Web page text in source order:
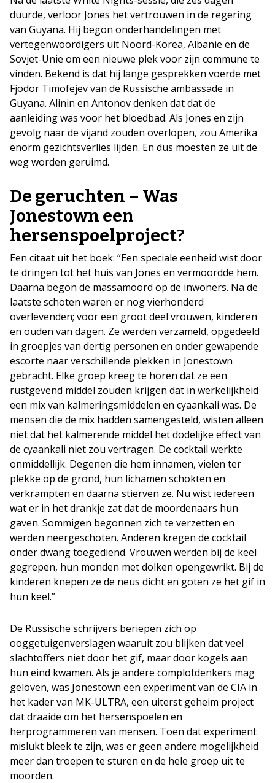
duurde, verloor Jones het vertrouwen in de regering
van Guyana. Hij begon onderhandelingen met
vertegenwoordigers uit Noord-Korea, Albanië en de
Sovjet-Unie om een nieuwe plek voor zijn commune te
vinden. Bekend is dat hij lange gesprekken voerde met
Fjodor Timofejev van de Russische ambassade in
Guyana. Alinin en Antonov denken dat dat de
aanleiding was voor het bloedbad. Als Jones en zijn
gevolg naar de vijand zouden overlopen, zou Amerika
enorm gezichtsverlies lijden. En dus moesten ze uit de
weg worden geruimd.
De geruchten – Was
Jonestown een
hersenspoelproject?
Een citaat uit het boek: “Een speciale eenheid wist door
te dringen tot het huis van Jones en vermoordde hem.
Daarna begon de massamoord op de inwoners. Na de
laatste schoten waren er nog vierhonderd
overlevenden; voor een groot deel vrouwen, kinderen
en ouden van dagen. Ze werden verzameld, opgedeeld
in groepjes van dertig personen en onder gewapende
escorte naar verschillende plekken in Jonestown
gebracht. Elke groep kreeg te horen dat ze een
rustgevend middel zouden krijgen dat in werkelijkheid
een mix van kalmeringsmiddelen en cyaankali was. De
mensen die de mix hadden samengesteld, wisten alleen
niet dat het kalmerende middel het dodelijke effect van
de cyaankali niet zou vertragen. De cocktail werkte
onmiddellijk. Degenen die hem innamen, vielen ter
plekke op de grond, hun lichamen schokten en
verkrampten en daarna stierven ze. Nu wist iedereen
wat er in het drankje zat dat de moordenaars hun
gaven. Sommigen begonnen zich te verzetten en
werden neergeschoten. Anderen kregen de cocktail
onder dwang toegediend. Vrouwen werden bij de keel
gegrepen, hun monden met dolken opengewrikt. Bij de
kinderen knepen ze de neus dicht en goten ze het gif in
hun keel.”
De Russische schrijvers beriepen zich op
ooggetuigenverslagen waaruit zou blijken dat veel
slachtoffers niet door het gif, maar door kogels aan
hun eind kwamen. Als je andere complotdenkers mag
geloven, was Jonestown een experiment van de CIA in
het kader van MK-ULTRA, een uiterst geheim project
dat draaide om het hersenspoelen en
herprogrammeren van mensen. Toen dat experiment
mislukt bleek te zijn, was er geen andere mogelijkheid
meer dan troepen te sturen en de hele groep uit te
moorden.